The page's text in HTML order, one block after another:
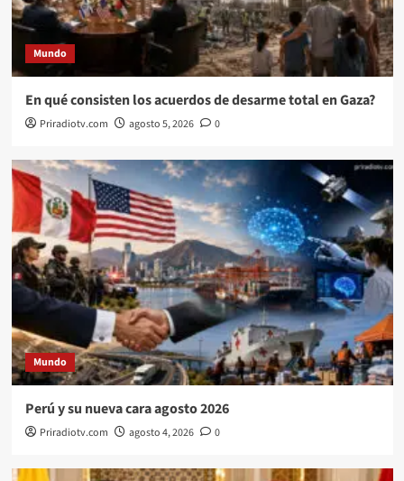
Mundo
En qué consisten los acuerdos de desarme total en Gaza?
Priradiotv.com agosto 5, 2026 0
Mundo
Perú y su nueva cara agosto 2026
Priradiotv.com agosto 4, 2026 0